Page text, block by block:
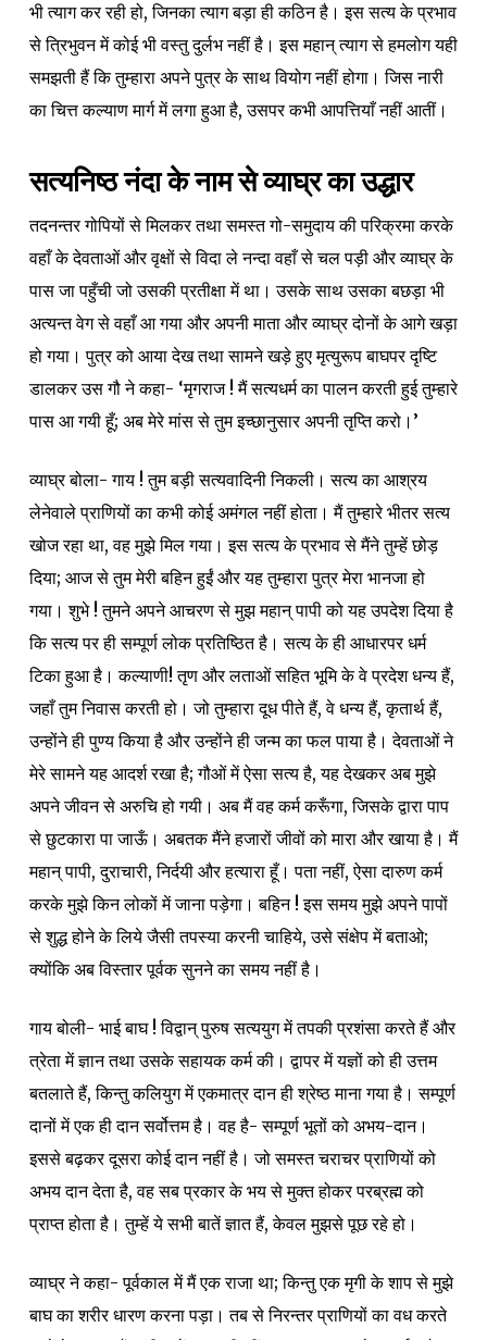
भी त्याग कर रही हो, जिनका त्याग बड़ा ही कठिन है। इस सत्य के प्रभाव
से त्रिभुवन में कोई भी वस्तु दुर्लभ नहीं है। इस महान् त्याग से हमलोग यही
समझती हैं कि तुम्हारा अपने पुत्र के साथ वियोग नहीं होगा। जिस नारी
का चित्त कल्याण मार्ग में लगा हुआ है, उसपर कभी आपत्तियाँ नहीं आतीं।
सत्यनिष्ठ नंदा के नाम से व्याघ्र का उद्धार
तदनन्तर गोपियों से मिलकर तथा समस्त गो-समुदाय की परिक्रमा करके
वहाँ के देवताओं और वृक्षों से विदा ले नन्दा वहाँ से चल पड़ी और व्याघ्र के
पास जा पहुँची जो उसकी प्रतीक्षा में था। उसके साथ उसका बछड़ा भी
अत्यन्त वेग से वहाँ आ गया और अपनी माता और व्याघ्र दोनों के आगे खड़ा
हो गया। पुत्र को आया देख तथा सामने खड़े हुए मृत्युरूप बाघपर दृष्टि
डालकर उस गौ ने कहा- ‘मृगराज ! मैं सत्यधर्म का पालन करती हुई तुम्हारे
पास आ गयी हूँ; अब मेरे मांस से तुम इच्छानुसार अपनी तृप्ति करो।’
व्याघ्र बोला- गाय ! तुम बड़ी सत्यवादिनी निकली। सत्य का आश्रय
लेनेवाले प्राणियों का कभी कोई अमंगल नहीं होता। मैं तुम्हारे भीतर सत्य
खोज रहा था, वह मुझे मिल गया। इस सत्य के प्रभाव से मैंने तुम्हें छोड़
दिया; आज से तुम मेरी बहिन हुईं और यह तुम्हारा पुत्र मेरा भानजा हो
गया। शुभे ! तुमने अपने आचरण से मुझ महान् पापी को यह उपदेश दिया है
कि सत्य पर ही सम्पूर्ण लोक प्रतिष्ठित है। सत्य के ही आधारपर धर्म
टिका हुआ है। कल्याणी! तृण और लताओं सहित भूमि के वे प्रदेश धन्य हैं,
जहाँ तुम निवास करती हो। जो तुम्हारा दूध पीते हैं, वे धन्य हैं, कृतार्थ हैं,
उन्होंने ही पुण्य किया है और उन्होंने ही जन्म का फल पाया है। देवताओं ने
मेरे सामने यह आदर्श रखा है; गौओं में ऐसा सत्य है, यह देखकर अब मुझे
अपने जीवन से अरुचि हो गयी। अब मैं वह कर्म करूँगा, जिसके द्वारा पाप
से छुटकारा पा जाऊँ। अबतक मैंने हजारों जीवों को मारा और खाया है। मैं
महान् पापी, दुराचारी, निर्दयी और हत्यारा हूँ। पता नहीं, ऐसा दारुण कर्म
करके मुझे किन लोकों में जाना पड़ेगा। बहिन ! इस समय मुझे अपने पापों
से शुद्ध होने के लिये जैसी तपस्या करनी चाहिये, उसे संक्षेप में बताओ;
क्योंकि अब विस्तार पूर्वक सुनने का समय नहीं है।
गाय बोली- भाई बाघ ! विद्वान् पुरुष सत्ययुग में तपकी प्रशंसा करते हैं और
त्रेता में ज्ञान तथा उसके सहायक कर्म की। द्वापर में यज्ञों को ही उत्तम
बतलाते हैं, किन्तु कलियुग में एकमात्र दान ही श्रेष्ठ माना गया है। सम्पूर्ण
दानों में एक ही दान सर्वोत्तम है। वह है- सम्पूर्ण भूतों को अभय-दान।
इससे बढ़कर दूसरा कोई दान नहीं है। जो समस्त चराचर प्राणियों को
अभय दान देता है, वह सब प्रकार के भय से मुक्त होकर परब्रह्म को
प्राप्त होता है। तुम्हें ये सभी बातें ज्ञात हैं, केवल मुझसे पूछ रहे हो।
व्याघ्र ने कहा- पूर्वकाल में मैं एक राजा था; किन्तु एक मृगी के शाप से मुझे
बाघ का शरीर धारण करना पड़ा। तब से निरन्तर प्राणियों का वध करते